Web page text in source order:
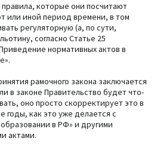
которые они посчитают
или иной период времени, в том
регуляторную (а, по сути,
согласно Статье 25
нормативных актов в
рамочного закона заключается
в законе Правительство будет что-
оно просто скорректирует это в
годы, как это уже делается с
в РФ» и другими
актами.